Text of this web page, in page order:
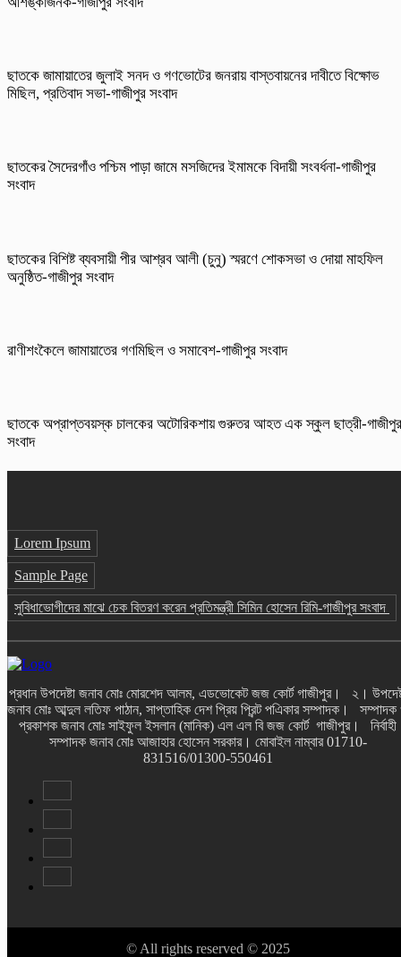
ছাতকে জামায়াতের জুলাই সনদ ও গণভোটের জনরায় বাস্তবায়নের দাবীতে বিক্ষোভ
মিছিল, প্রতিবাদ সভা-গাজীপুর সংবাদ
ছাতকের সৈদেরগাঁও পশ্চিম পাড়া জামে মসজিদের ইমামকে বিদায়ী সংবর্ধনা-গাজীপুর
সংবাদ
ছাতকের বিশিষ্ট ব্যবসায়ী পীর আশ্রব আলী (চুনু) স্মরণে শোকসভা ও দোয়া মাহফিল
অনুষ্ঠিত-গাজীপুর সংবাদ
রাণীশংকৈলে জামায়াতের গণমিছিল ও সমাবেশ-গাজীপুর সংবাদ
ছাতকে অপ্রাপ্তবয়স্ক চালকের অটোরিকশায় গুরুতর আহত এক স্কুল ছাত্রী-গাজীপুর
সংবাদ
Lorem Ipsum
Sample Page
সুবিধাভোগীদের মাঝে চেক বিতরণ করেন প্রতিমন্ত্রী সিমিন হোসেন রিমি-গাজীপুর সংবাদ
প্রধান উপদেষ্টা জনাব মোঃ মোরশেদ আলম, এডভোকেট জজ কোর্ট গাজীপুর। ২।
জনাব মোঃ আব্দুল লতিফ পাঠান, সাপ্তাহিক দেশ প্রিয় প্রিন্ট পএিকার সম্পাদক।
প্রকাশক জনাব মোঃ সাইফুল ইসলান (মানিক) এল এল বি জজ কোর্ট গাজীপুর। নির্বাহী
সম্পাদক জনাব মোঃ আজাহার হোসেন সরকার। মোবাইল নাম্বার 01710-
831516/01300-550461
© All rights reserved © 2025